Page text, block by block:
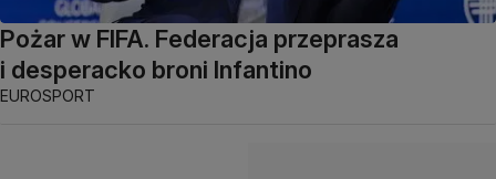
Pożar w FIFA. Federacja przeprasza
i desperacko broni Infantino
EUROSPORT